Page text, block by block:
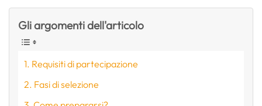
Gli argomenti dell'articolo
Requisiti di partecipazione
Fasi di selezione